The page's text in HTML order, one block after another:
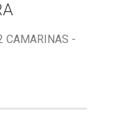
CAMARINAS -